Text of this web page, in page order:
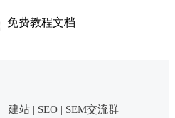
免费教程文档
建站 | SEO | SEM交流群